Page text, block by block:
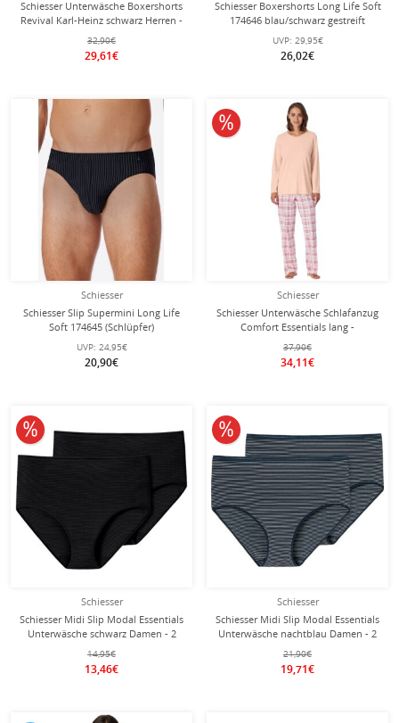
Schiesser Unterwäsche Boxershorts
Revival Karl-Heinz schwarz Herren -
1 Stück
32,90€
29,61€
Schiesser Boxershorts Long Life Soft
174646 blau/schwarz gestreift
Herren - 1 Stück
UVP: 29,95€
26,02€
Schiesser
Schiesser Slip Supermini Long Life
Soft 174645 (Schlüpfer)
blau/schwarz gestreift Herren - 1
Stück
UVP: 24,95€
20,90€
Schiesser
Schiesser Unterwäsche Schlafanzug
Comfort Essentials lang -
peach/pink Damen
37,90€
34,11€
10% reduziert
Schiesser
Schiesser Midi Slip Modal Essentials
Unterwäsche schwarz Damen - 2
Stück
14,95€
13,46€
10% reduziert
Schiesser
Schiesser Midi Slip Modal Essentials
Unterwäsche nachtblau Damen - 2
Stück
21,90€
19,71€
10% reduziert